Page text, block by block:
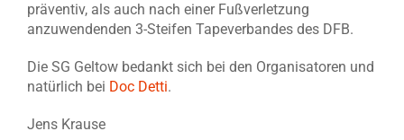
präventiv, als auch nach einer Fußverletzung
anzuwendenden 3-Steifen Tapeverbandes des DFB.
Die SG Geltow bedankt sich bei den Organisatoren und
natürlich bei Doc Detti.
Jens Krause